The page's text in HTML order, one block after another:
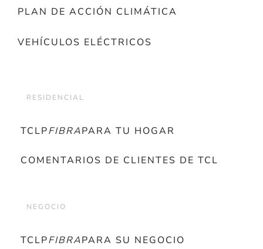
PLAN DE ACCIÓN CLIMÁTICA
VEHÍCULOS ELÉCTRICOS
RESIDENCIAL
TCLPFIBRAPARA TU HOGAR
COMENTARIOS DE CLIENTES DE TCL
NEGOCIO
TCLPFIBRAPARA SU NEGOCIO